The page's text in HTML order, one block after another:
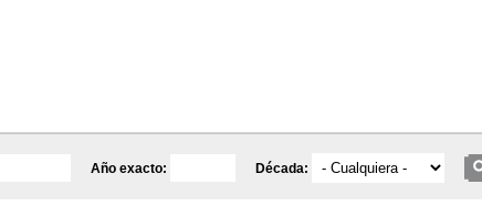
Año exacto: Década: